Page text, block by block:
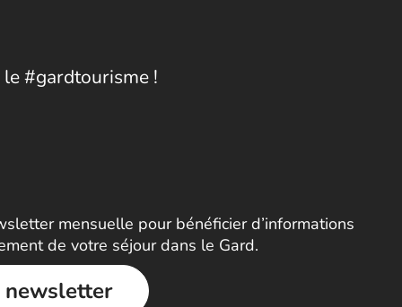
#gardtourisme !
mensuelle pour bénéficier d’informations
de votre séjour dans le Gard.
newsletter